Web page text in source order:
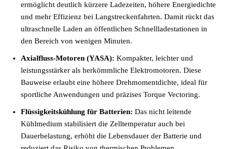
ermöglicht deutlich kürzere Ladezeiten, höhere Energiedichte
und mehr Effizienz bei Langstreckenfahrten. Damit rückt das
ultraschnelle Laden an öffentlichen Schnellladestationen in
den Bereich von wenigen Minuten.
Axialfluss-Motoren (YASA): Kompakter, leichter und
leistungsstärker als herkömmliche Elektromotoren. Diese
Bauweise erlaubt eine höhere Drehmomentdichte, ideal für
sportliche Anwendungen und präzises Torque Vectoring.
Flüssigkeitskühlung für Batterien: Das nicht leitende
Kühlmedium stabilisiert die Zelltemperatur auch bei
Dauerbelastung, erhöht die Lebensdauer der Batterie und